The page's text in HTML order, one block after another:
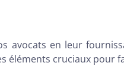
avocats en leur
éléments cruciaux pour